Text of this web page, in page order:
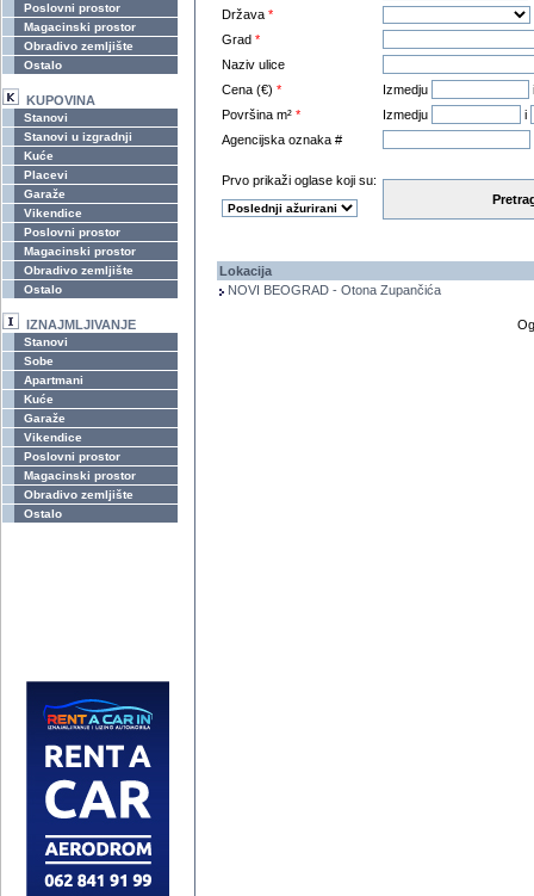
Poslovni prostor
Magacinski prostor
Obradivo zemljište
Ostalo
KUPOVINA
Stanovi
Stanovi u izgradnji
Kuće
Placevi
Garaže
Vikendice
Poslovni prostor
Magacinski prostor
Obradivo zemljište
Ostalo
IZNAJMLJIVANJE
Stanovi
Sobe
Apartmani
Kuće
Garaže
Vikendice
Poslovni prostor
Magacinski prostor
Obradivo zemljište
Ostalo
Država *
Grad *
Naziv ulice
Cena (€) * Izmedju
Površina m² * Izmedju
i
Agencijska oznaka #
Prvo prikaži oglase koji su:
Lokacija
NOVI BEOGRAD - Otona Zupančića